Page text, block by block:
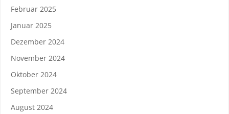
Februar 2025
Januar 2025
Dezember 2024
November 2024
Oktober 2024
September 2024
August 2024